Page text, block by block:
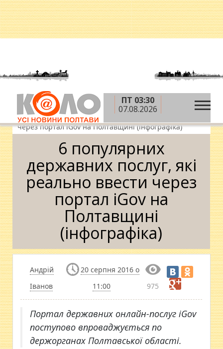
ПТ 03:30
07.08.2026
Головна » Новини » Суспільство
популярних державних послуг, які реально ввести
через портал iGov на Полтавщині (інфографіка)
6 популярних
державних послуг, які
реально ввести через
портал iGov на
Полтавщині
(інфографіка)
Андрій
Іванов
20 серпня 2016 о
11:00
975
Портал державних онлайн-послуг iGov
поступово впроваджується по
держорганах Полтавської області.